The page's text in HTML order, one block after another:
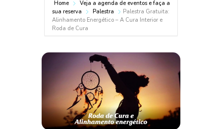
Home
Veja a agenda de eventos e faça a
sua reserva
Palestra
Palestra Gratuita:
Alinhamento Energético – A Cura Interior e
Roda de Cura